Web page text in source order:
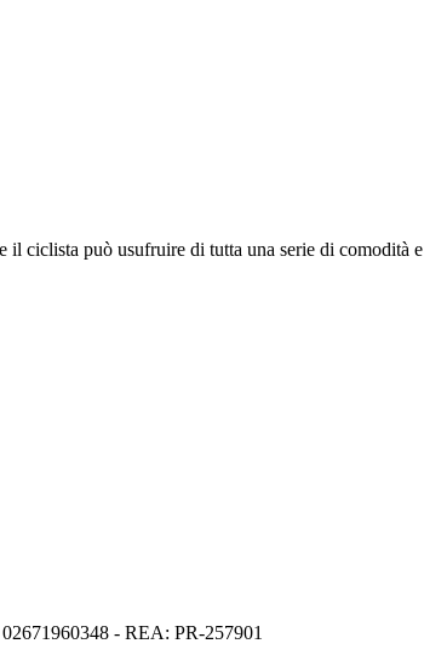
ciclista può usufruire di tutta una serie di
- REA: PR-257901